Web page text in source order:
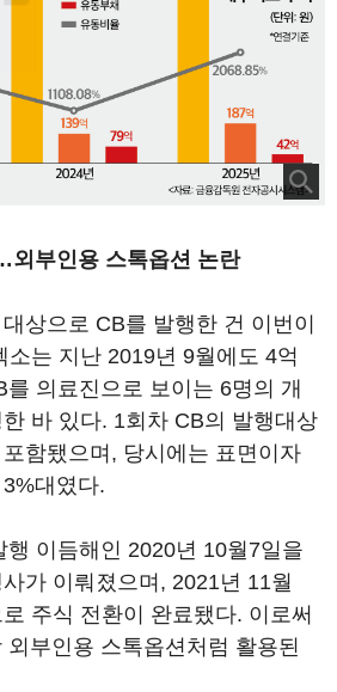
부인용 스톡옵션 논란
상으로 CB를 발행한 건 이번이
소는 지난 2019년 9월에도 4억
의료진으로 보이는 6명의 개
바 있다. 1회차 CB의 발행대상
함됐으며, 당시에는 표면이자
대였다.
행 이듬해인 2020년 10월7일을
가 이뤄졌으며, 2021년 11월
주식 전환이 완료됐다. 이로써
부인용 스톡옵션처럼 활용된